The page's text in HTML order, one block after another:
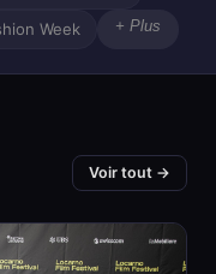
Week + Plus
Voir tout →